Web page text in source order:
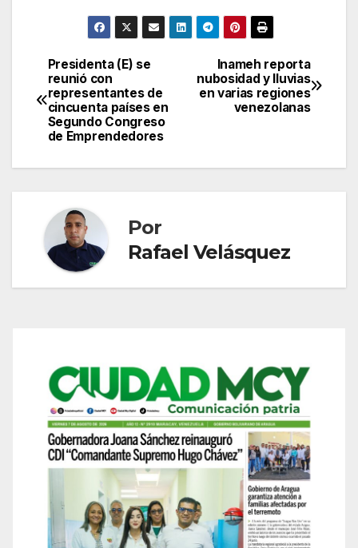
Navegación
de
entradas
Inameh reporta
nubosidad y lluvias
en varias regiones
venezolanas
Presidenta (E) se
reunió con
representantes de
cincuenta países en
Segundo Congreso
de Emprendedores
Por
Rafael Velásquez